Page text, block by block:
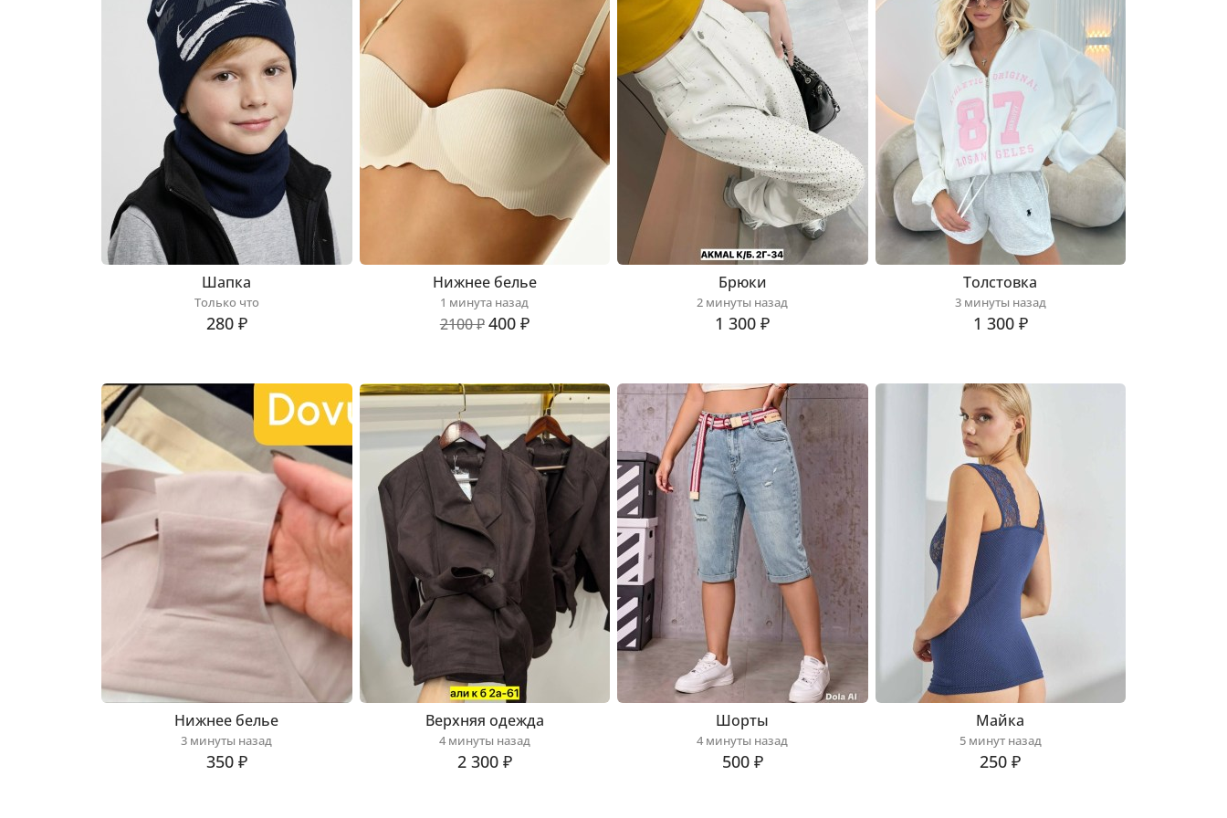
Шапка
Только что
280 ₽
Нижнее белье
1 минута назад
2100 ₽400 ₽
Брюки
2 минуты назад
1 300 ₽
Толстовка
3 минуты назад
1 300 ₽
Нижнее белье
3 минуты назад
350 ₽
Верхняя одежда
4 минуты назад
2 300 ₽
Шорты
4 минуты назад
500 ₽
Майка
5 минут назад
250 ₽